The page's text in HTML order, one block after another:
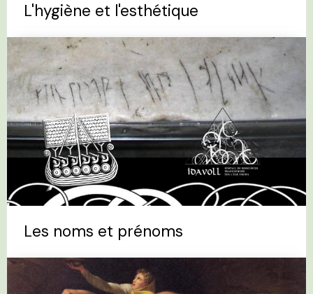
L'hygiène et l'esthétique
Les noms et prénoms